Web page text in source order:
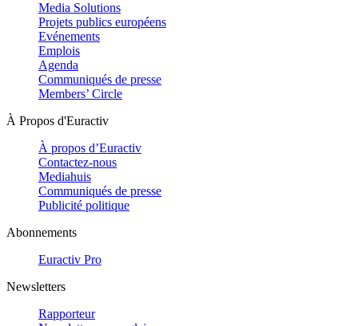
Media Solutions
Projets publics européens
Evénements
Emplois
Agenda
Communiqués de presse
Members’ Circle
À Propos d'Euractiv
À propos d’Euractiv
Contactez-nous
Mediahuis
Communiqués de presse
Publicité politique
Abonnements
Euractiv Pro
Newsletters
Rapporteur